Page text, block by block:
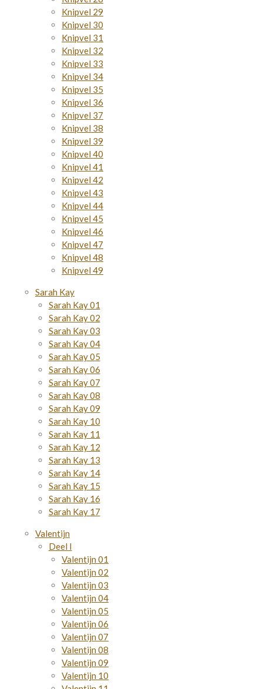
Knipvel 29
Knipvel 30
Knipvel 31
Knipvel 32
Knipvel 33
Knipvel 34
Knipvel 35
Knipvel 36
Knipvel 37
Knipvel 38
Knipvel 39
Knipvel 40
Knipvel 41
Knipvel 42
Knipvel 43
Knipvel 44
Knipvel 45
Knipvel 46
Knipvel 47
Knipvel 48
Knipvel 49
Sarah Kay
Sarah Kay 01
Sarah Kay 02
Sarah Kay 03
Sarah Kay 04
Sarah Kay 05
Sarah Kay 06
Sarah Kay 07
Sarah Kay 08
Sarah Kay 09
Sarah Kay 10
Sarah Kay 11
Sarah Kay 12
Sarah Kay 13
Sarah Kay 14
Sarah Kay 15
Sarah Kay 16
Sarah Kay 17
Valentijn
Deel I
Valentijn 01
Valentijn 02
Valentijn 03
Valentijn 04
Valentijn 05
Valentijn 06
Valentijn 07
Valentijn 08
Valentijn 09
Valentijn 10